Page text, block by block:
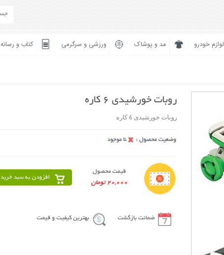
لوازم خودرو مد و پوشاک ورزشی و سرگرمی کتاب و رسانه
روبات خورشیدی 6 کاره
روبات خورشیدی 6 کاره
قیمت محصول
20,000 تومان
افزودن به سبد خرید
ضمانت بازگشت بهترین کیفیت و قیمت